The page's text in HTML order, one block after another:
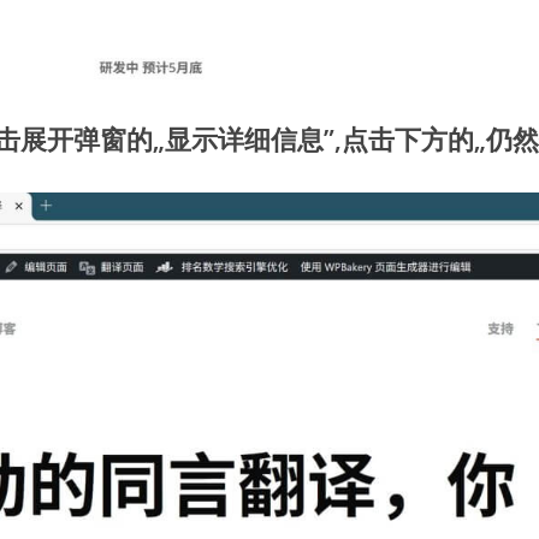
展开弹窗的„显示详细信息”,点击下方的„仍